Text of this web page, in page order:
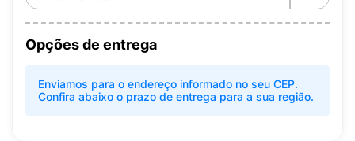
Opções de entrega
Enviamos para o endereço informado no seu CEP.
Confira abaixo o prazo de entrega para a sua região.